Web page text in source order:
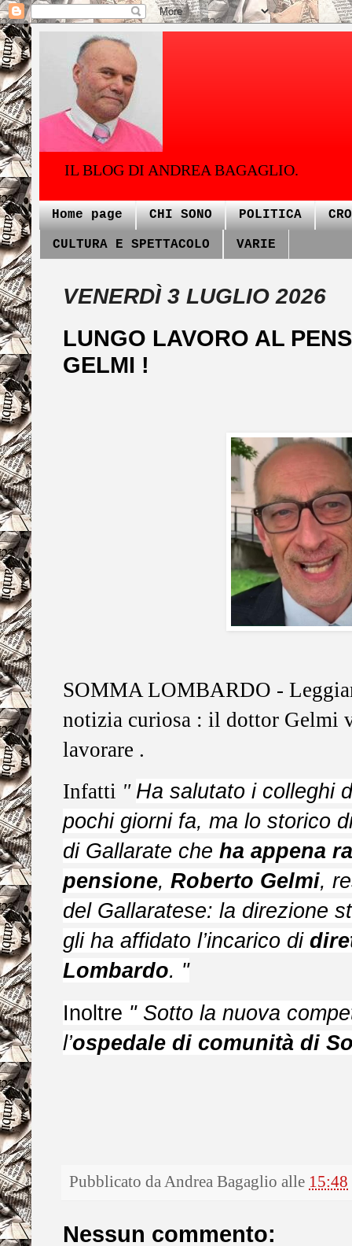
IL BLOG DI ANDREA BAGAGLIO.
Home page CHI SONO POLITICA
CULTURA E SPETTACOLO VARIE
VENERDÌ 3 LUGLIO 2026
LUNGO LAVORO AL
GELMI !
SOMMA LOMBARDO -
notizia curiosa : il dottor Gelmi
lavorare .
Infatti " Ha salutato i colleghi
pochi giorni fa, ma lo storico
di Gallarate che ha appena
pensione, Roberto Gelmi,
del Gallaratese: la direzione
gli ha affidato l’incarico di
Lombardo. "
Inoltre " Sotto la nuova
l’ospedale di comunità di
Pubblicato daAndrea Bagaglio alle 15:48
Nessun commento: